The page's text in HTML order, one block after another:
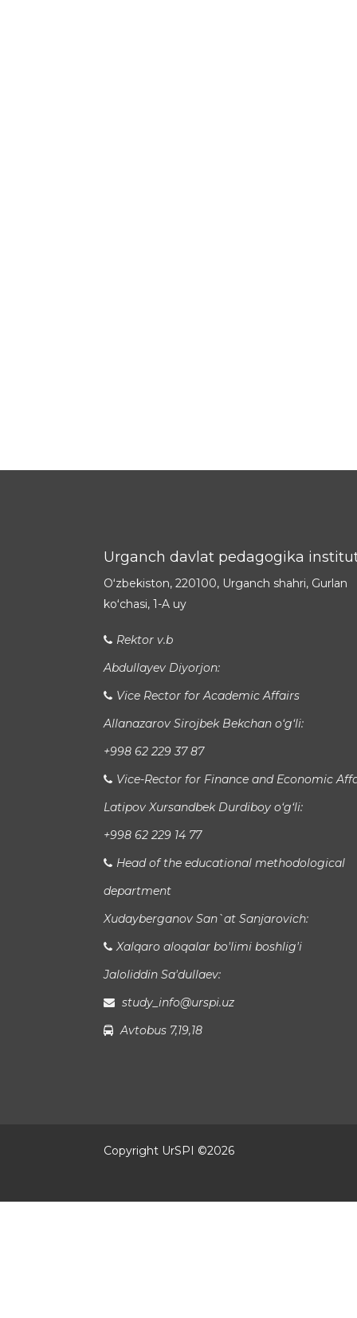
Urganch davlat pedagogika
Oʻzbekiston, 220100, Urganch shahri, Gurlan
koʻchasi, 1-A uy
Rektor v.b
Abdullayev Diyorjon:
Vice Rector for Academic Affairs
Allanazarov Sirojbek Bekchan o‘g‘li:
+998 62 229 37 87
Vice-Rector for Finance and Economic
Latipov Xursandbek Durdiboy o‘g‘li:
+998 62 229 14 77
Head of the educational methodological
department
Xudayberganov San`at Sanjarovich:
Xalqaro aloqalar bo'limi boshlig'i
Jaloliddin Sa'dullaev:
study_info@urspi.uz
Avtobus 7,19,18
Copyright UrSPI ©2026